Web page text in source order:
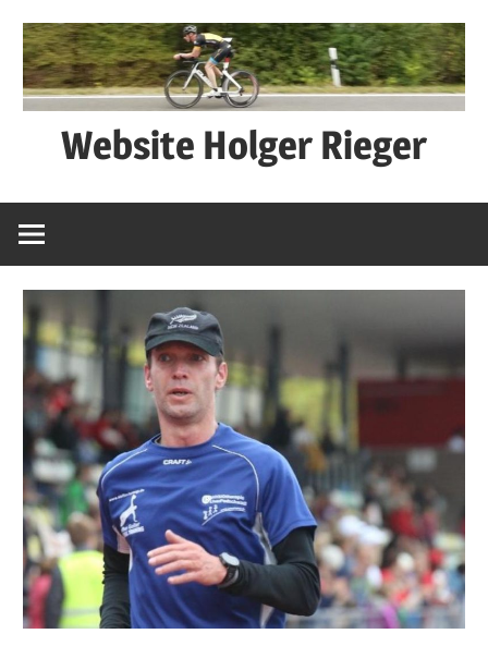
Inhalt
springen
Website Holger Rieger
schwätza
macha